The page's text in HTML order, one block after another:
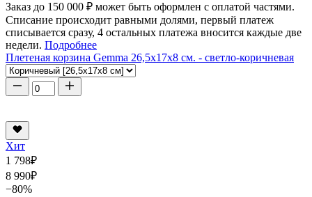
Заказ до 150 000 ₽ может быть оформлен с оплатой частями.
Списание происходит равными долями, первый платеж
списывается сразу, 4 остальных платежа вносится каждые две
недели. Подробнее
Плетеная корзина Gemma 26,5x17x8 см. - светло-коричневая
Хит
1 798₽
8 990₽
−80%